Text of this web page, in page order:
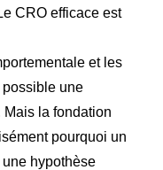
CRO efficace est
et les
possible une
Mais la fondation
pourquoi un
hypothèse